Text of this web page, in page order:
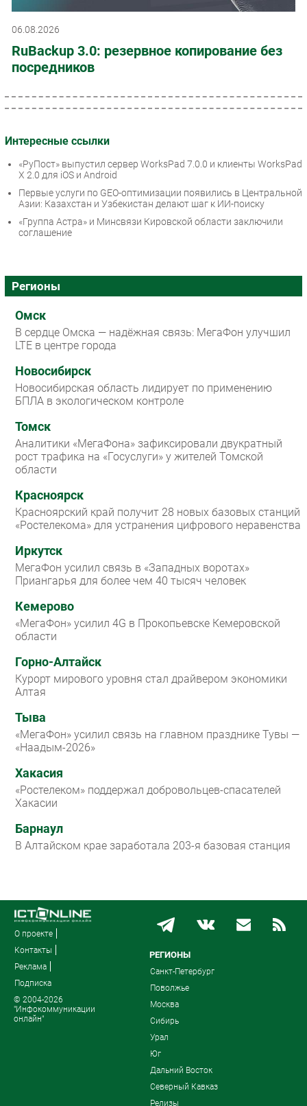
06.08.2026
RuBackup 3.0: резервное копирование без
посредников
Интересные ссылки
«РуПост» выпустил сервер WorksPad 7.0.0 и клиенты WorksPad
X 2.0 для iOS и Android
Первые услуги по GEO-оптимизации появились в Центральной
Азии: Казахстан и Узбекистан делают шаг к ИИ-поиску
«Группа Астра» и Минсвязи Кировской области заключили
соглашение
Регионы
Омск
В сердце Омска — надёжная связь: МегаФон улучшил
LTE в центре города
Новосибирск
Новосибирская область лидирует по применению
БПЛА в экологическом контроле
Томск
Аналитики «МегаФона» зафиксировали двукратный
рост трафика на «Госуслуги» у жителей Томской
области
Красноярск
Красноярский край получит 28 новых базовых станций
«Ростелекома» для устранения цифрового неравенства
Иркутск
МегаФон усилил связь в «Западных воротах»
Приангарья для более чем 40 тысяч человек
Кемерово
«МегаФон» усилил 4G в Прокопьевске Кемеровской
области
Горно-Алтайск
Курорт мирового уровня стал драйвером экономики
Алтая
Тыва
«МегаФон» усилил связь на главном празднике Тувы —
«Наадым-2026»
Хакасия
«Ростелеком» поддержал добровольцев-спасателей
Хакасии
Барнаул
В Алтайском крае заработала 203-я базовая станция
О проекте
Контакты
Реклама
Подписка
© 2004-2026
"Инфокоммуникации
онлайн"
РЕГИОНЫ
Санкт-Петербург
Поволжье
Москва
Сибирь
Урал
Юг
Дальний Восток
Северный Кавказ
Релизы